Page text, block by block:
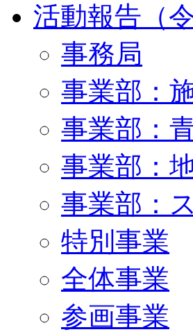
活動報告（
事務局
事業部：
事業部：
事業部：
事業部：
特別事業
全体事業
参画事業